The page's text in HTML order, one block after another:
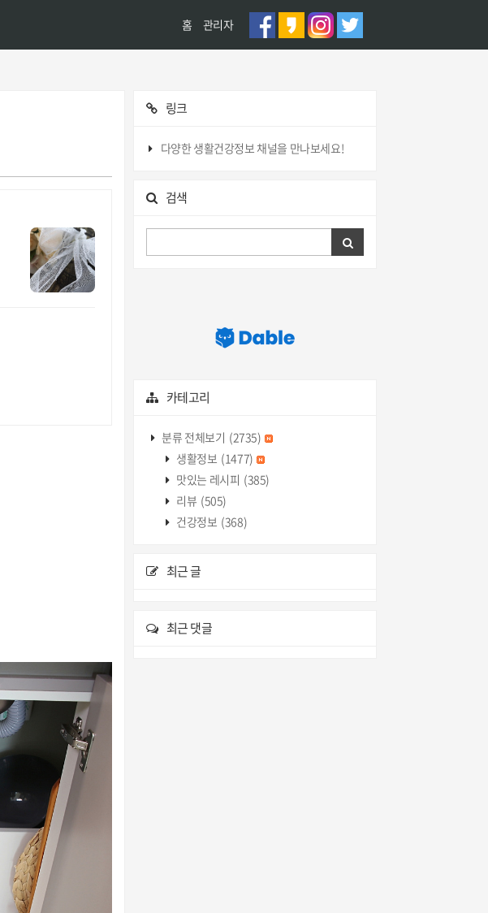
홈 관리자
링크
다양한 생활건강정보 채널을 만나보세요!
검색
카테고리
분류 전체보기 (2735)
생활정보 (1477)
맛있는 레시피 (385)
리뷰 (505)
건강정보 (368)
최근 글
최근 댓글